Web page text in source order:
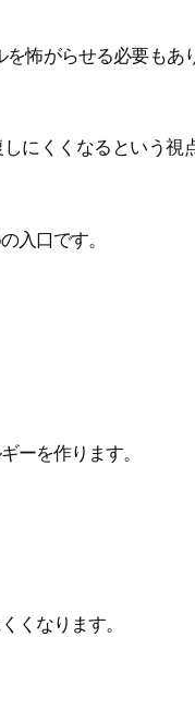
怖がらせる必要もあ
にくくなるという視
入口です。
ーを作ります。
くなります。